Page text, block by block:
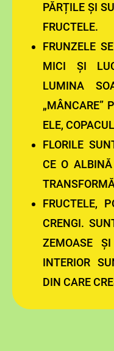
PĂRȚILE ȘI
FRUCTELE.
FRUNZELE
MICI ȘI
LUMINA
„MÂNCARE”
ELE,
FLORILE
CE O
FRUCTELE,
CRENGI.
ZEMOASE
INTERIOR
DIN CARE